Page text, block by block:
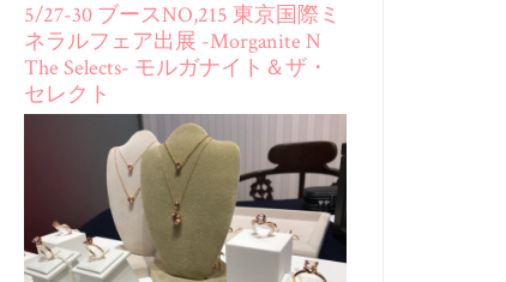
5/27-30 ブースNO,215 東京国際ミ
ネラルフェア出展 -Morganite N
The Selects- モルガナイト＆ザ・
セレクト